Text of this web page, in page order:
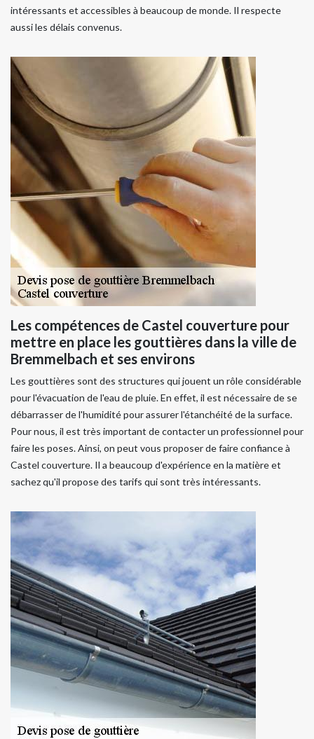
intéressants et accessibles à beaucoup de monde. Il respecte
aussi les délais convenus.
Les compétences de Castel couverture pour
mettre en place les gouttières dans la ville de
Bremmelbach et ses environs
Les gouttières sont des structures qui jouent un rôle considérable
pour l'évacuation de l'eau de pluie. En effet, il est nécessaire de se
débarrasser de l'humidité pour assurer l'étanchéité de la surface.
Pour nous, il est très important de contacter un professionnel pour
faire les poses. Ainsi, on peut vous proposer de faire confiance à
Castel couverture. Il a beaucoup d'expérience en la matière et
sachez qu'il propose des tarifs qui sont très intéressants.